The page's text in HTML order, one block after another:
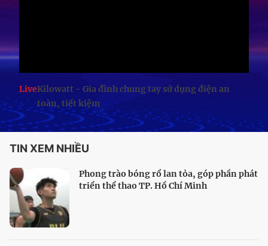
LiveKilowatt - Gia đình chung tay sử dụng điện an
toàn, tiết kiệm
TIN XEM NHIỀU
Phong trào bóng rổ lan tỏa, góp phần phát
triển thể thao TP. Hồ Chí Minh